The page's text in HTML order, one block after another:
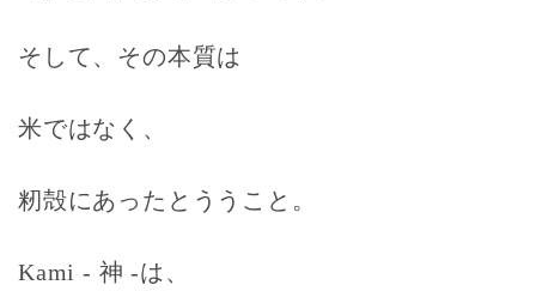
そして、その本質は
米ではなく、
籾殻にあったとううこと。
Kami - 神 -は、